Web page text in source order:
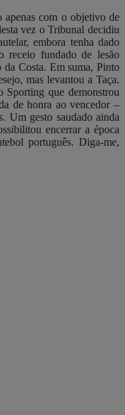
apenas com o objetivo de
vez o Tribunal decidiu
embora tenha dado
receio fundado de lesão
da Costa. Em suma, Pinto
mas levantou a Taça.
que demonstrou
de honra ao vencedor –
. Um gesto saudado ainda
encerrar a época
português. Diga-me,